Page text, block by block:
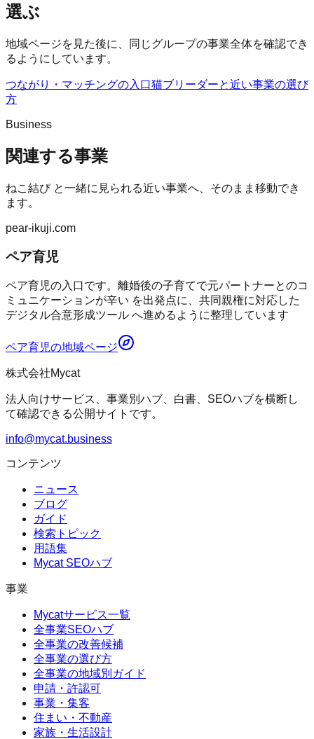
選ぶ
地域ページを見た後に、同じグループの事業全体を確認でき
るようにしています。
つながり・マッチングの入口猫ブリーダーと近い事業の選び
方
Business
関連する事業
ねこ結びと一緒に見られる近い事業へ、そのまま移動でき
ます。
pear-ikuji.com
ペア育児
ペア育児の入口です。離婚後の子育てで元パートナーとのコ
ミュニケーションが辛い を出発点に、共同親権に対応した
デジタル合意形成ツール へ進めるように整理しています
ペア育児の地域ページ
株式会社Mycat
法人向けサービス、事業別ハブ、白書、SEOハブを横断し
て確認できる公開サイトです。
info@mycat.business
コンテンツ
ニュース
ブログ
ガイド
検索トピック
用語集
Mycat SEOハブ
事業
Mycatサービス一覧
全事業SEOハブ
全事業の改善候補
全事業の選び方
全事業の地域別ガイド
申請・許認可
事業・集客
住まい・不動産
家族・生活設計